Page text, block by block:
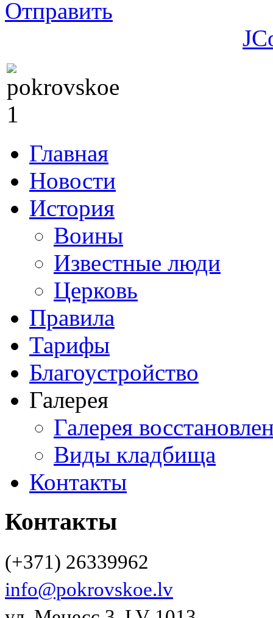
Отправить
Главная
Новости
История
Воины
Известные люди
Церковь
Правила
Тарифы
Благоустройство
Галерея
Галерея
Виды кладбища
Контакты
Контакты
(+371) 26339962
info@pokrovskoe.lv